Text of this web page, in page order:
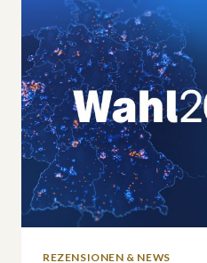
ÜBER
EINSAMKEIT
REZENSIONEN & NEWS